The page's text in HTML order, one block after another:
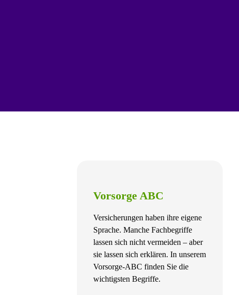
Vorsorge ABC
Versicherungen haben ihre eigene
Sprache. Manche Fachbegriffe
lassen sich nicht vermeiden – aber
sie lassen sich erklären. In unserem
Vorsorge-ABC finden Sie die
wichtigsten Begriffe.